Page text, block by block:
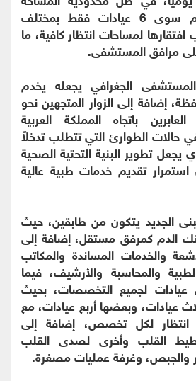
الحالية التي لا تضم سوى 6 عيادات فقط بمختلف
لمساحات انتظار كافية، ما
مرافق المستشفى.
الجغرافي يجعله يخدم
إضافة إلى الزوار المتجهين نحو
باتجاه المملكة العربية
الطوارئ التي تتطلب تدخلاً
يجعل تطوير البنية التحتية الصحية
تقديم خدمات طبية عالية
الجديد يتكون من طابقين، حيث
الدم كمرفق مستقل، إضافة إلى
والخدمات المساندة والمكاتب
والمحاسبة والأرشيف، فيما
عيادات لجميع التخصصات، بحيث
عيادات، وبعضها أربع عيادات، مع
انتظار لكل تخصص، إضافة إلى
القلب وأخرى لصدى القلب